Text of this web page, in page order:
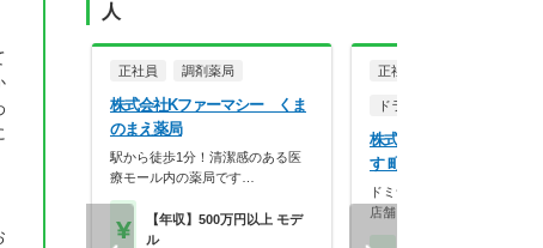
人
正社員 調剤薬局
株式会社Kファーマシー くま
のまえ薬局
駅から徒歩1分！清潔感のある医
療モール内の薬局です…
【年収】500万円以上 モデ
ル
正社員
ドラッグストア（調剤併設
株式会社ぱぱす どらっ
す 町屋店
ドミナント戦略による地域
店舗を展開し、ドラッ…